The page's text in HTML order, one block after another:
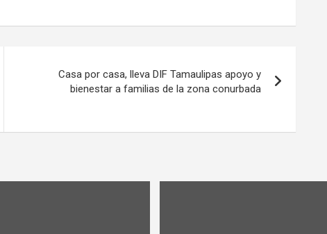
Casa por casa, lleva DIF Tamaulipas apoyo y
bienestar a familias de la zona conurbada